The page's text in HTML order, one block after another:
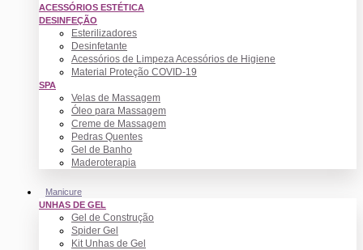
ACESSÓRIOS ESTÉTICA
DESINFEÇÃO
Esterilizadores
Desinfetante
Acessórios de Limpeza Acessórios de Higiene
Material Proteção COVID-19
SPA
Velas de Massagem
Óleo para Massagem
Creme de Massagem
Pedras Quentes
Gel de Banho
Maderoterapia
Manicure
UNHAS DE GEL
Gel de Construção
Spider Gel
Kit Unhas de Gel